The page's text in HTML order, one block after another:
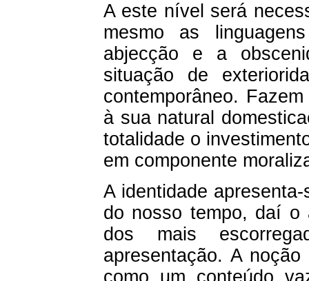
A este nível será
mesmo as
abjecção e a
situação de
contemporâneo.
à sua natural
totalidade o
em componente
A identidade
do nosso tempo, daí o
dos mais
apresentação. A
como um conteúdo